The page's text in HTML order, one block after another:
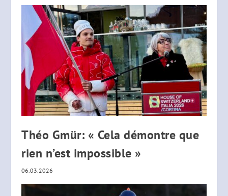
Théo Gmür: « Cela démontre que
rien n’est impossible »
06.03.2026